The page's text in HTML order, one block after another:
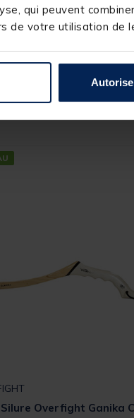
qui peuvent
de votre utilisation de
Silure Overfight Ganika